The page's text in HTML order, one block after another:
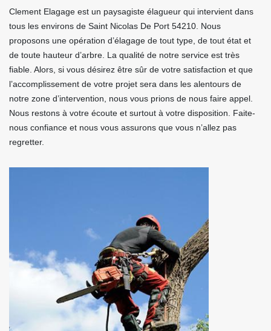
Clement Elagage est un paysagiste élagueur qui intervient dans
tous les environs de Saint Nicolas De Port 54210. Nous
proposons une opération d’élagage de tout type, de tout état et
de toute hauteur d’arbre. La qualité de notre service est très
fiable. Alors, si vous désirez être sûr de votre satisfaction et que
l’accomplissement de votre projet sera dans les alentours de
notre zone d’intervention, nous vous prions de nous faire appel.
Nous restons à votre écoute et surtout à votre disposition. Faite-
nous confiance et nous vous assurons que vous n’allez pas
regretter.